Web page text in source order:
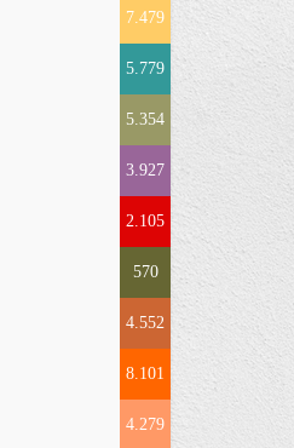
7.479
5.779
5.354
3.927
2.105
570
4.552
8.101
4.279